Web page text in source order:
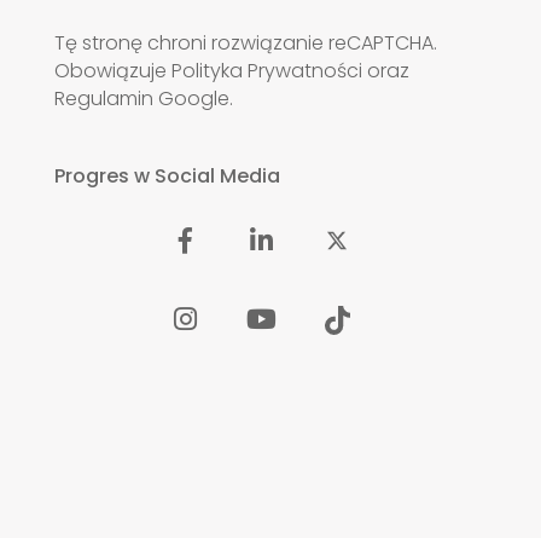
Tę stronę chroni rozwiązanie reCAPTCHA.
Obowiązuje Polityka Prywatności oraz
Regulamin Google.
Progres w Social Media